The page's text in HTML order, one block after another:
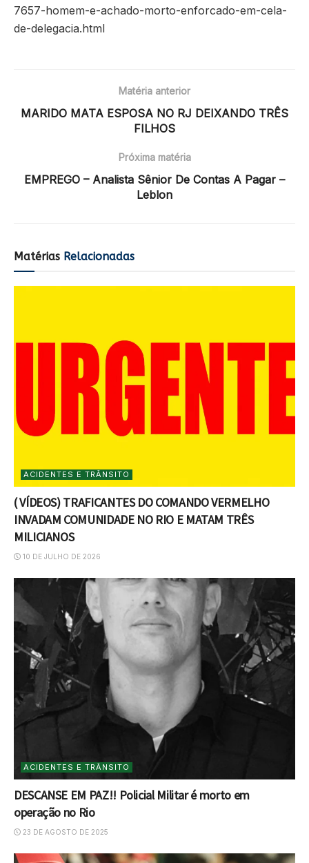
7657-homem-e-achado-morto-enforcado-em-cela-
de-delegacia.html
Matéria anterior
MARIDO MATA ESPOSA NO RJ DEIXANDO TRÊS
FILHOS
Próxima matéria
EMPREGO – Analista Sênior De Contas A Pagar –
Leblon
Matérias Relacionadas
ACIDENTES E TRÂNSITO
( VÍDEOS) TRAFICANTES DO COMANDO VERMELHO
INVADAM COMUNIDADE NO RIO E MATAM TRÊS
MILICIANOS
10 DE JULHO DE 2026
ACIDENTES E TRÂNSITO
DESCANSE EM PAZ!! Policial Militar é morto em
operação no Rio
23 DE AGOSTO DE 2025